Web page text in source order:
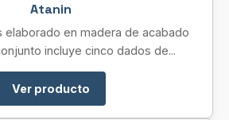
Atanin
en madera de acabado
incluye cinco dados de...
Ver producto